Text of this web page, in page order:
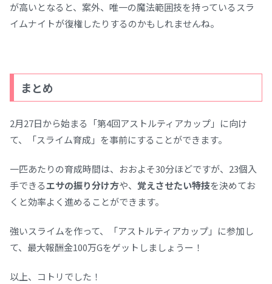
が高いとなると、案外、唯一の魔法範囲技を持っているスラ
イムナイトが復権したりするのかもしれませんね。
まとめ
2月27日から始まる「第4回アストルティアカップ」に向け
て、「スライム育成」を事前にすることができます。
一匹あたりの育成時間は、おおよそ30分ほどですが、23個入
手できるエサの振り分け方や、 覚えさせたい特技を決めてお
くと効率よく進めることができます。
強いスライムを作って、「アストルティアカップ」に参加し
て、最大報酬金100万Gをゲットしましょうー！
以上、コトリでした！